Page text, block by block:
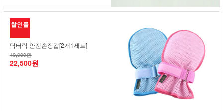
할인률
닥터락 안전손장갑[2개1세트]
49,000원
22,500원